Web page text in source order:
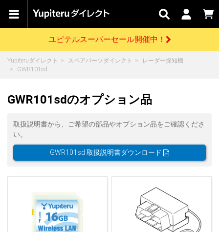
カテゴリで
キャン
ペーン
関連
サービス
お問い
合わせ
はじめての
WEB限定モデル
スペアパーツ
ダイレクト
バーチャルストア
GPSデータ更新のお申込はこちら
ユピテル公式サイトはこちら
開催中のキャンペーン
【8/17(月) 7:59ま
scroll
お役立ち情報・トピックス
お買い物ガイド
各種ご利用方法はこちら
よくあるご質問
お問い合わせ前のご確認はこちら
お問い合わせ
各種お問い合わせはこちら
ドライブレコーダーを比較して探す
ログインする
会員価格やポイントを利用してご購入頂けます
新規会員登録をする
ユピテルスーパーセール開催中！
Yupiteruダイレクト スペアパーツダイレクト
レーダー探知機
GWR101sd
GWR101sdのオプション品
取扱説明書から、ご希望の部品やオプション品をご確認くださ
い。
GWR101sd 取扱説明書ダウンロード